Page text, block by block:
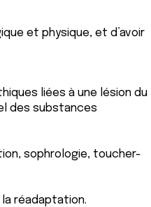
et physique, et d’avoir
liées à une lésion du
des substances
sophrologie, toucher-
la réadaptation.